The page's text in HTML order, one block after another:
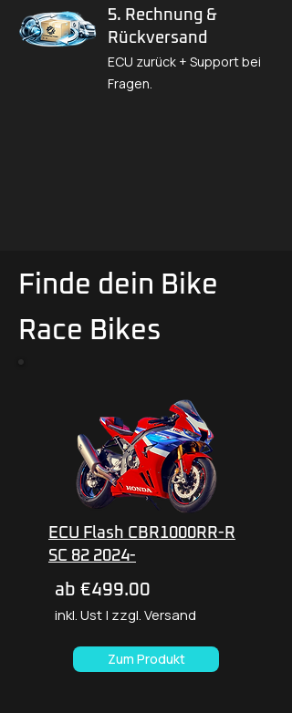
5. Rechnung &
Rückversand
ECU zurück + Support bei
Fragen.
Finde dein Bike
Race Bikes
ECU Flash CBR1000RR-R
SC 82 2024-
ab €499.00
inkl. Ust | zzgl. Versand
Zum Produkt